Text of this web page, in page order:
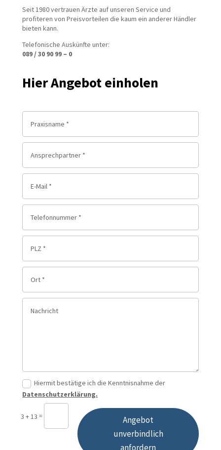
Seit 1980 vertrauen Ärzte auf unseren Service und
profiteren von Preisvorteilen die kaum ein anderer Händler
bieten kann.
Telefonische Auskünfte unter:
089 / 30 90 99 – 0
Hier Angebot einholen
Hiermit bestätige ich die Kenntnisnahme der
Datenschutzerklärung.
3 + 13 =
Angebot
unverbindlich
anfordern